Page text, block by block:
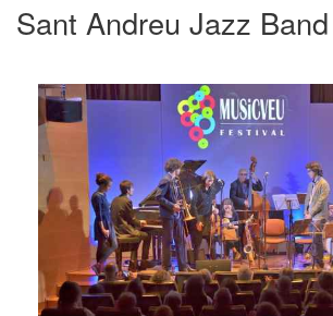
Sant Andreu Jazz Band